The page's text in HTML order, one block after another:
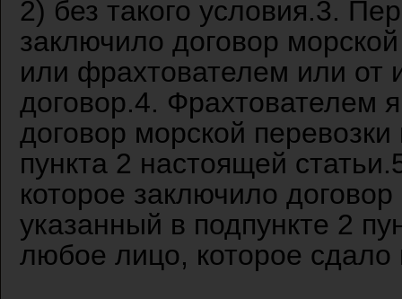
2) без такого условия.3.
заключило договор
или фрахтователем или от
договор.4. Фрахтователем
договор морской
пункта 2 настоящей
которое заключило
указанный в подпункте 2
любое лицо, которое сдало